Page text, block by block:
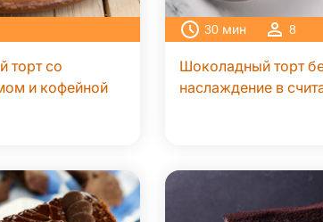
торт со
и кофейной
30 мин 8
Шоколадный торт
наслаждение в